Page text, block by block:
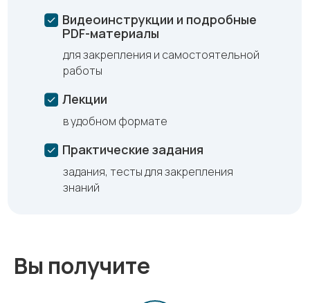
Лекции
Практические задания
Видеоинструкции и подробные
PDF-материалы
для закрепления и самостоятельной
работы
в удобном формате
задания, тесты для закрепления
знаний
Вы получите